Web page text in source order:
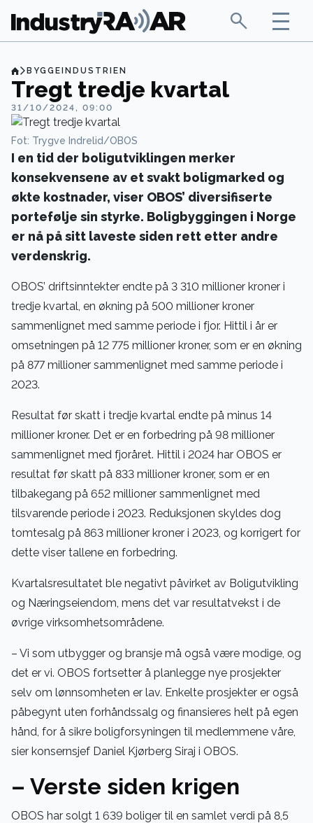
BYGGEINDUSTRIEN
Tregt tredje kvartal
31/10/2024, 09:00
Fot: Trygve Indrelid/OBOS
I en tid der boligutviklingen merker
konsekvensene av et svakt boligmarked og
økte kostnader, viser OBOS’ diversifiserte
portefølje sin styrke. Boligbyggingen i Norge
er nå på sitt laveste siden rett etter andre
verdenskrig.
OBOS’ driftsinntekter endte på 3 310 millioner kroner i
tredje kvartal, en økning på 500 millioner kroner
sammenlignet med samme periode i fjor. Hittil i år er
omsetningen på 12 775 millioner kroner, som er en økning
på 877 millioner sammenlignet med samme periode i
2023.
Resultat før skatt i tredje kvartal endte på minus 14
millioner kroner. Det er en forbedring på 98 millioner
sammenlignet med fjoråret. Hittil i 2024 har OBOS er
resultat før skatt på 833 millioner kroner, som er en
tilbakegang på 652 millioner sammenlignet med
tilsvarende periode i 2023. Reduksjonen skyldes dog
tomtesalg på 863 millioner kroner i 2023, og korrigert for
dette viser tallene en forbedring.
Kvartalsresultatet ble negativt påvirket av Boligutvikling
og Næringseiendom, mens det var resultatvekst i de
øvrige virksomhetsområdene.
– Vi som utbygger og bransje må også være modige, og
det er vi. OBOS fortsetter å planlegge nye prosjekter
selv om lønnsomheten er lav. Enkelte prosjekter er også
påbegynt uten forhåndssalg og finansieres helt på egen
hånd, for å sikre boligforsyningen til medlemmene våre,
sier konsernsjef Daniel Kjørberg Siraj i OBOS.
– Verste siden krigen
OBOS har solgt 1 639 boliger til en samlet verdi på 8,5